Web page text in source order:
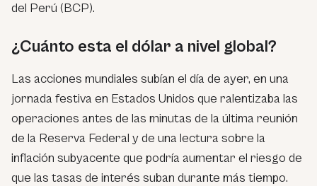
del Perú (BCP).
¿Cuánto esta el dólar a nivel global?
Las acciones mundiales subían el día de ayer, en una
jornada festiva en Estados Unidos que ralentizaba las
operaciones antes de las minutas de la última reunión
de la Reserva Federal y de una lectura sobre la
inflación subyacente que podría aumentar el riesgo de
que las tasas de interés suban durante más tiempo.